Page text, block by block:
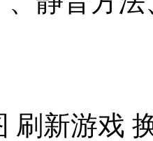
刷新游戏